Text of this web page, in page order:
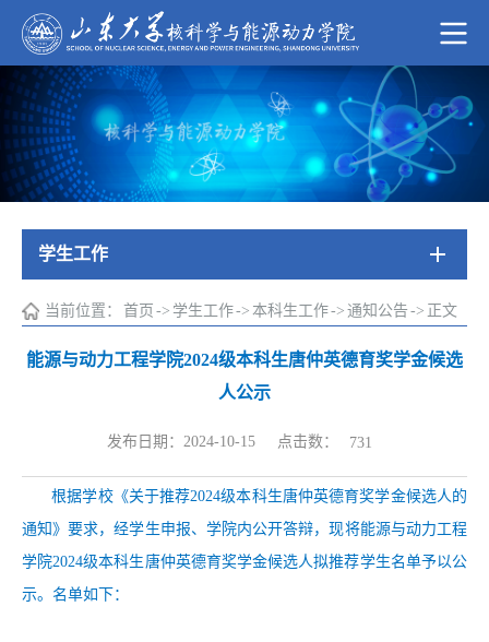
学生工作
当前位置： 首页 -> 学生工作-> 本科生工作-> 通知公告 -> 正文
能源与动力工程学院2024级本科生唐仲英德育奖学金候选
人公示
发布日期：2024-10-15 点击数： 731
根据学校《关于推荐2024级本科生唐仲英德育奖学金候选人的
通知》要求，经学生申报、学院内公开答辩，现将能源与动力工程
学院2024级本科生唐仲英德育奖学金候选人拟推荐学生名单予以公
示。名单如下：